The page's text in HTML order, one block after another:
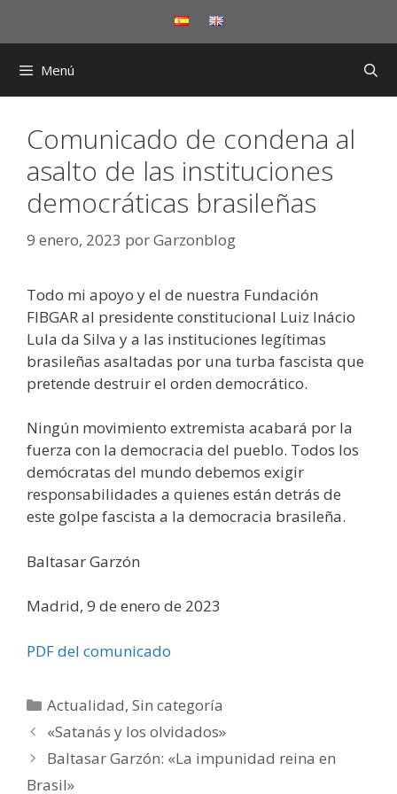
Menú
Comunicado de condena al
asalto de las instituciones
democráticas brasileñas
9 enero, 2023 porGarzonblog
Todo mi apoyo y el de nuestra Fundación
FIBGAR al presidente constitucional Luiz Inácio
Lula da Silva y a las instituciones legítimas
brasileñas asaltadas por una turba fascista que
pretende destruir el orden democrático.
Ningún movimiento extremista acabará por la
fuerza con la democracia del pueblo. Todos los
demócratas del mundo debemos exigir
responsabilidades a quienes están detrás de
este golpe fascista a la democracia brasileña.
Baltasar Garzón
Madrid, 9 de enero de 2023
PDF del comunicado
Categorías
Actualidad,Sin categoría
«Satanás y los olvidados»
Baltasar Garzón: «La impunidad reina en
Brasil»